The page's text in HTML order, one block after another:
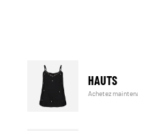
HAUTS
Achetez maintenant